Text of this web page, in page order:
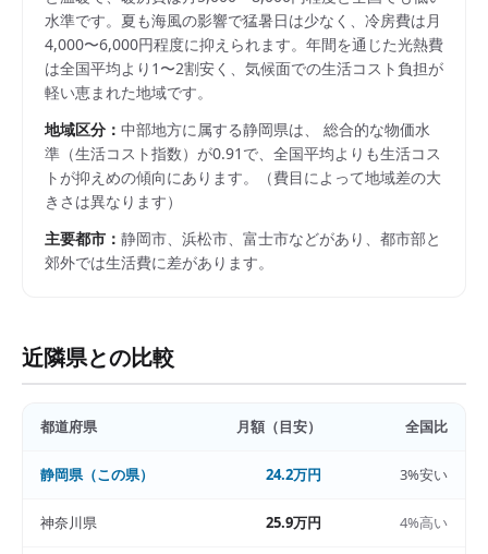
水準です。夏も海風の影響で猛暑日は少なく、冷房費は月
4,000〜6,000円程度に抑えられます。年間を通じた光熱費
は全国平均より1〜2割安く、気候面での生活コスト負担が
軽い恵まれた地域です。
地域区分： 中部地方に属する静岡県は、 総合的な物価水
準（生活コスト指数）が0.91 で、 全国平均よりも生活コス
トが抑えめの傾向にあります。
（費目によって地域差の大
きさは異なります）
主要都市： 静岡市、浜松市、富士市などがあり、都市部と
郊外では生活費に差があります。
近隣県との比較
都道府県 月額（目安） 全国比
静岡県（この県） 24.2万円 3%安い
神奈川県 25.9万円 4%高い